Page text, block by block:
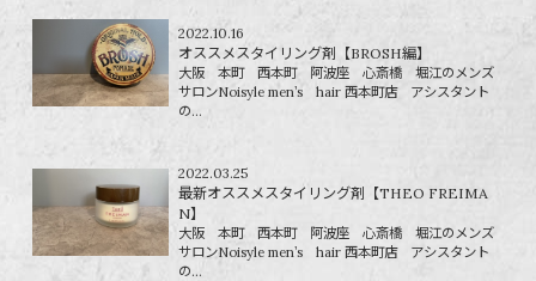
2022.10.16
オススメスタイリング剤【BROSH編】
大阪 本町 西本町 阿波座 心斎橋 堀江のメンズ
サロンNoisyle men’s hair 西本町店 アシスタント
の...
2022.03.25
最新オススメスタイリング剤【THEO FREIMA
N】
大阪 本町 西本町 阿波座 心斎橋 堀江のメンズ
サロンNoisyle men’s hair 西本町店 アシスタント
の...